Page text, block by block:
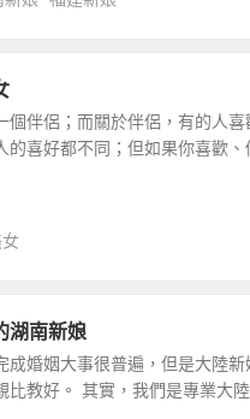
個伴侶；而關於伴侶，有的人
喜好都不同；但如果你喜歡
湖南新娘
成婚姻大事很普遍，但是大陸
教好。 其實，我們是專業大